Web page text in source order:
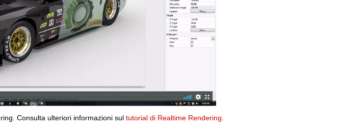
Consulta ulteriori informazioni sul tutorial di Realtime Rendering